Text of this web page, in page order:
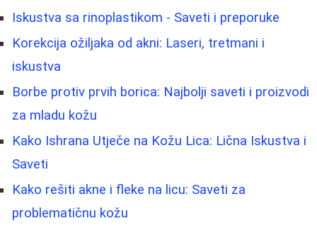
Iskustva sa rinoplastikom - Saveti i preporuke
Korekcija ožiljaka od akni: Laseri, tretmani i
iskustva
Borbe protiv prvih borica: Najbolji saveti i proizvodi
za mladu kožu
Kako Ishrana Utječe na Kožu Lica: Lična Iskustva i
Saveti
Kako rešiti akne i fleke na licu: Saveti za
problematičnu kožu